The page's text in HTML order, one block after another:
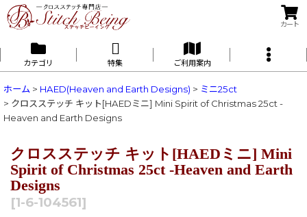
カート
カテゴリ 特集 ご利用案内
ホーム > HAED(Heaven and Earth Designs) > ミニ25ct
> クロスステッチ キット[HAEDミニ] Mini Spirit of Christmas 25ct -
Heaven and Earth Designs
クロスステッチ キット[HAEDミニ] Mini
Spirit of Christmas 25ct -Heaven and Earth
Designs
[1-6-104561]